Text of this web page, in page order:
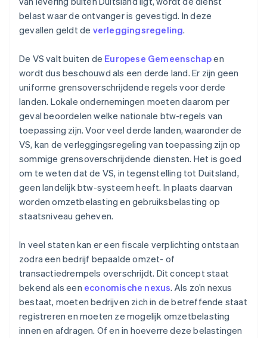
belast waar de ontvanger is gevestigd. In deze
gevallen geldt de verleggingsregeling.
De VS valt buiten de Europese Gemeenschapen
wordt dus beschouwd als een derde land. Er zijn geen
uniforme grensoverschrijdende regels voor derde
landen. Lokale ondernemingen moeten daarom per
geval beoordelen welke nationale btw-regels van
toepassing zijn. Voor veel derde landen, waaronder de
VS, kan de verleggingsregeling van toepassing zijn op
sommige grensoverschrijdende diensten. Het is goed
om te weten dat de VS, in tegenstelling tot Duitsland,
geen landelijk btw-systeem heeft. In plaats daarvan
worden omzetbelasting en gebruiksbelasting op
staatsniveau geheven.
In veel staten kan er een fiscale verplichting ontstaan
zodra een bedrijf bepaalde omzet- of
transactiedrempels overschrijdt. Dit concept staat
bekend als een economische nexus. Als zo’n nexus
bestaat, moeten bedrijven zich in de betreffende staat
registreren en moeten ze mogelijk omzetbelasting
innen en afdragen. Of en in hoeverre deze belastingen